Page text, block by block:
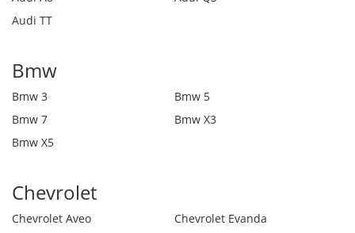
Audi TT
Bmw
Bmw 3
Bmw 5
Bmw 7
Bmw X3
Bmw X5
Chevrolet
Chevrolet Aveo
Chevrolet Evanda